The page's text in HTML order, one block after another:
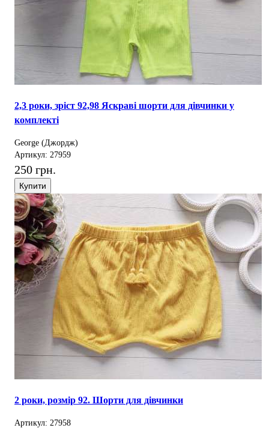
2,3 роки, зріст 92,98 Яскраві шорти для дівчинки у
комплекті
George (Джордж)
Артикул: 27959
250 грн.
Купити
2 роки, розмір 92. Шорти для дівчинки
Артикул: 27958